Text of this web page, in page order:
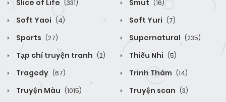
Slice of Life (331) Smut (16)
Soft Yaoi (4) Soft Yuri (7)
Sports (27) Supernatural (235)
Tạp chí truyện tranh (2) Thiếu Nhi (5)
Tragedy (67) Trinh Thám (14)
Truyện Màu (1015) Truyện scan (3)